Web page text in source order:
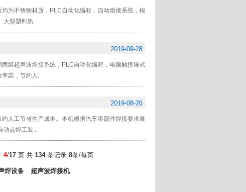
为不锈钢材质，PLC自动化编程，自动熔接系统，根
大型塑料热.
2019-09-28
组超声波焊接系统，PLC自动化编程，电脑触摸屏式
率高，节约人.
2019-08-20
人工节省生产成本。本机根据汽车零部件焊接要求量
动点焊工装..
4/17 页 共 134条记录 8条/每页
焊设备 超声波焊接机